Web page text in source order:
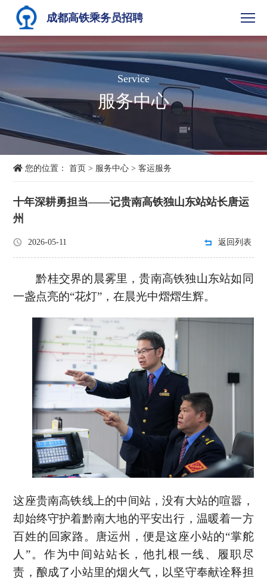
成都高铁乘务员招聘
Service
服务中心
您的位置：首页 > 服务中心 >客运服务
十年深耕勇担当——记贵南高铁独山东站站长唐运
州
2026-05-11 返回列表
黔桂交界的晨雾里，贵南高铁独山东站如同
一盏点亮的“花灯”，在晨光中熠熠生辉。
这座贵南高铁线上的中间站，没有大站的喧嚣，
却始终守护着黔南大地的平安出行，温暖着一方
百姓的回家路。唐运州，便是这座小站的“掌舵
人”。作为中间站站长，他扎根一线、履职尽
责，酿成了小站里的烟火气，以坚守奉献诠释担